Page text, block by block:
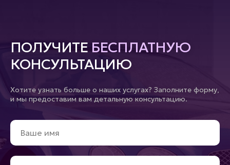
ПОЛУЧИТЕ БЕСПЛАТНУЮ
КОНСУЛЬТАЦИЮ
Хотите узнать больше о наших услугах? Заполните форму,
и мы предоставим вам детальную консультацию.